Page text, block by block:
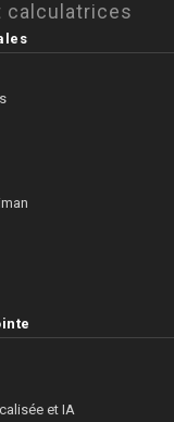
calculatrices
et IA